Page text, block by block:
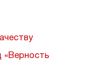
«Верность